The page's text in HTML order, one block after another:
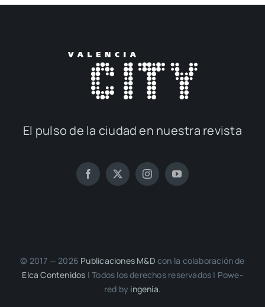
El pul­so de la ciu­dad en nues­tra revis­ta
© 2017 — 2026 Publi­ca­cio­nes M&D con la cola­bo­ra­ción de
Elca Con­te­ni­dos | Todos los dere­chos reser­va­dos | Powe­
red by inge­nia.